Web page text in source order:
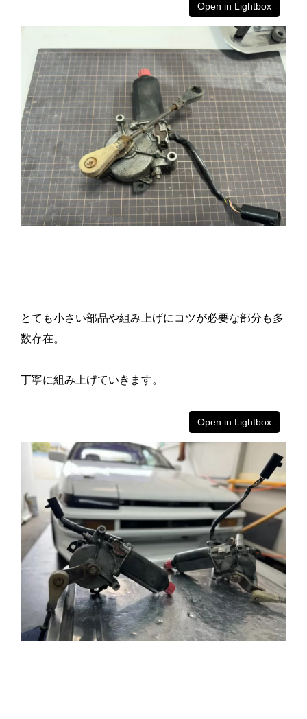
Open in Lightbox
とても小さい部品や組み上げにコツが必要な部分も多
数存在。
丁寧に組み上げていきます。
Open in Lightbox